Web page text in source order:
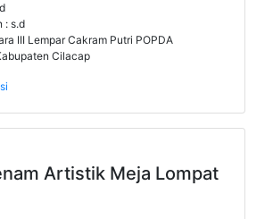
: s.d
III Lempar Cakram Putri POPDA
Cilacap
Artistik Meja Lompat